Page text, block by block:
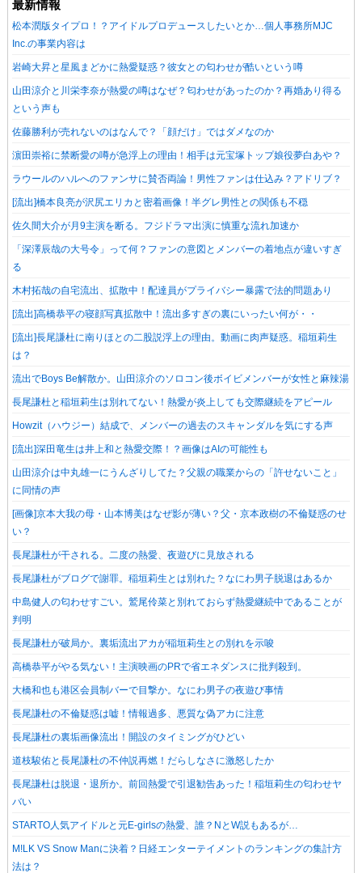
最新情報
松本潤版タイプロ！？アイドルプロデュースしたいとか…個人事務所MJC
Inc.の事業内容は
岩崎大昇と星風まどかに熱愛疑惑？彼女との匂わせが酷いという噂
山田涼介と川栄李奈が熱愛の噂はなぜ？匂わせがあったのか？再婚あり得る
という声も
佐藤勝利が売れないのはなんで？「顔だけ」ではダメなのか
濵田崇裕に禁断愛の噂が急浮上の理由！相手は元宝塚トップ娘役夢白あや？
ラウールのハルへのファンサに賛否両論！男性ファンは仕込み？アドリブ？
[流出]橋本良亮が沢尻エリカと密着画像！半グレ男性との関係も不穏
佐久間大介が月9主演を断る。フジドラマ出演に慎重な流れ加速か
「深澤辰哉の大号令」って何？ファンの意図とメンバーの着地点が違いすぎ
る
木村拓哉の自宅流出、拡散中！配達員がプライバシー暴露で法的問題あり
[流出]高橋恭平の寝顔写真拡散中！流出多すぎの裏にいったい何が・・
[流出]長尾謙杜に南りほとの二股説浮上の理由。動画に肉声疑惑。稲垣莉生
は？
流出でBoys Be解散か。山田涼介のソロコン後ボイビメンバーが女性と麻辣湯
長尾謙杜と稲垣莉生は別れてない！熱愛が炎上しても交際継続をアピール
Howzit（ハウジー）結成で、メンバーの過去のスキャンダルを気にする声
[流出]深田竜生は井上和と熱愛交際！？画像はAIの可能性も
山田涼介は中丸雄一にうんざりしてた？父親の職業からの「許せないこと」
に同情の声
[画像]京本大我の母・山本博美はなぜ影が薄い？父・京本政樹の不倫疑惑のせ
い？
長尾謙杜が干される。二度の熱愛、夜遊びに見放される
長尾謙杜がブログで謝罪。稲垣莉生とは別れた？なにわ男子脱退はあるか
中島健人の匂わせすごい。鷲尾伶菜と別れておらず熱愛継続中であることが
判明
長尾謙杜が破局か。裏垢流出アカが稲垣莉生との別れを示唆
高橋恭平がやる気ない！主演映画のPRで省エネダンスに批判殺到。
大橋和也も港区会員制バーで目撃か。なにわ男子の夜遊び事情
長尾謙杜の不倫疑惑は嘘！情報過多、悪質な偽アカに注意
長尾謙杜の裏垢画像流出！開設のタイミングがひどい
道枝駿佑と長尾謙杜の不仲説再燃！だらしなさに激怒したか
長尾謙杜は脱退・退所か。前回熱愛で引退勧告あった！稲垣莉生の匂わせヤ
バい
STARTO人気アイドルと元E-girlsの熱愛、誰？NとW説もあるが…
M!LK VS Snow Manに決着？日経エンターテイメントのランキングの集計方
法は？